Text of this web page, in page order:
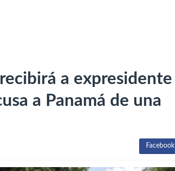
a expresidente
a Panamá de una
Facebook